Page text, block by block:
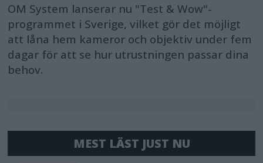
OM System lanserar nu "Test & Wow"-
programmet i Sverige, vilket gör det möjligt
att låna hem kameror och objektiv under fem
dagar för att se hur utrustningen passar dina
behov.
MEST LÄST JUST NU